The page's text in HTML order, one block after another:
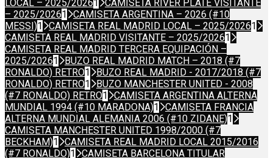
LOCAL – 2025/20261
CAMISETA RIVER PLATE VISITANTE
– 2025/20261
CAMISETA ARGENTINA – 2026 (#10
MESSI)1 CAMISETA REAL MADRID LOCAL – 2025/20261
CAMISETA REAL MADRID VISITANTE – 2025/20261
CAMISETA REAL MADRID TERCERA EQUIPACIÓN –
2025/20261
BUZO REAL MADRID MATCH – 2018 (#7
RONALDO) RETRO1
BUZO REAL MADRID - 2017/2018 (#7
RONALDO) RETRO1
BUZO MANCHESTER UNITED - 2008
(#7 RONALDO) RETRO1
CAMISETA ARGENTINA ALTERNA
MUNDIAL 1994 (#10 MARADONA)1
CAMISETA FRANCIA
ALTERNA MUNDIAL ALEMANIA 2006 (#10 ZIDANE)1
CAMISETA MANCHESTER UNITED 1998/2000 (#7
BECKHAM)1
CAMISETA REAL MADRID LOCAL 2015/2016
(#7 RONALDO)1
CAMISETA BARCELONA TITULAR